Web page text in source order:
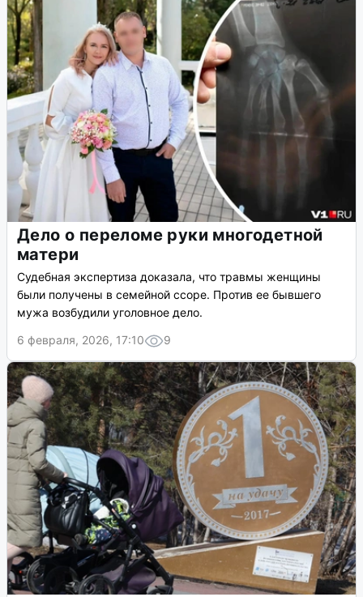
Дело о переломе руки многодетной
матери
Судебная экспертиза доказала, что травмы женщины
были получены в семейной ссоре. Против ее бывшего
мужа возбудили уголовное дело.
6 февраля, 2026, 17:10
9